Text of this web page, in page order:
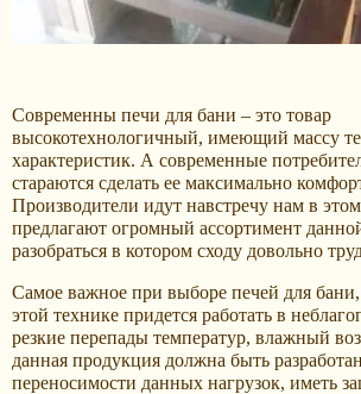
Современны печи для бани – это товар
высокотехнологичный, имеющий массу
характеристик. А современные
стараются сделать ее максимально
Производители идут навстречу нам в
предлагают огромный ассортимент
разобраться в котором сходу довольно
Самое важное при выборе печей для
этой технике придется работать в
резкие перепады температур, влажный
данная продукция должна быть
переносимости данных нагрузок, иметь